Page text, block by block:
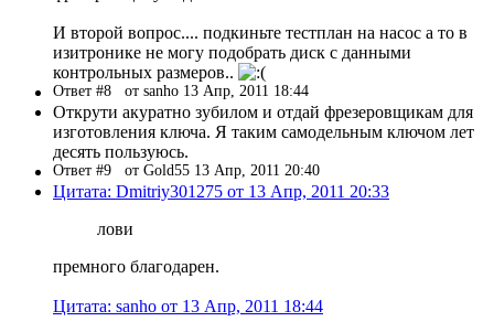
И второй вопрос.... подкиньте тестплан на насос а то в
изитронике не могу подобрать диск с данными
контрольных размеров..
Ответ #8 от sanho 13 Апр, 2011 18:44
Открути акуратно зубилом и отдай фрезеровщикам для
изготовления ключа. Я таким самодельным ключом лет
десять пользуюсь.
Ответ #9 от Gold55 13 Апр, 2011 20:40
Цитата: Dmitriy301275 от 13 Апр, 2011 20:33
лови
премного благодарен.
Цитата: sanho от 13 Апр, 2011 18:44